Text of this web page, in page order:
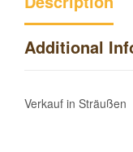
Additional
Verkauf in Sträußen